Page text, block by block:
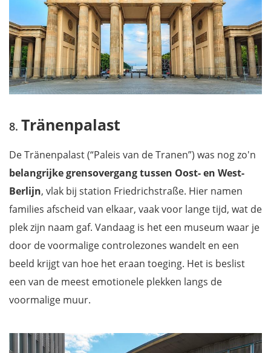
Tränenpalast
De Tränenpalast (“Paleis van de Tranen”) was nog zo'n
belangrijke grensovergang tussen Oost- en West-
Berlijn, vlak bij station Friedrichstraße. Hier namen
families afscheid van elkaar, vaak voor lange tijd, wat de
plek zijn naam gaf. Vandaag is het een museum waar je
door de voormalige controlezones wandelt en een
beeld krijgt van hoe het eraan toeging. Het is beslist
een van de meest emotionele plekken langs de
voormalige muur.